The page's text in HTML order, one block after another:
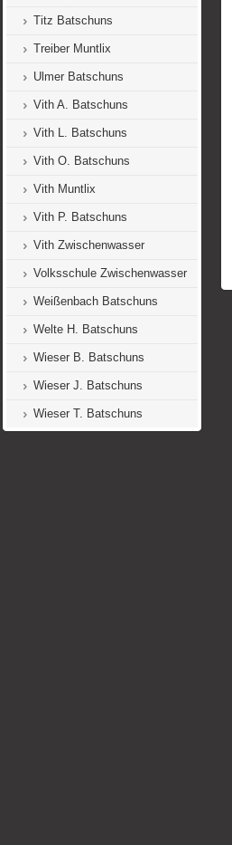
Titz Batschuns
Treiber Muntlix
Ulmer Batschuns
Vith A. Batschuns
Vith L. Batschuns
Vith O. Batschuns
Vith Muntlix
Vith P. Batschuns
Vith Zwischenwasser
Volksschule Zwischenwasser
Weißenbach Batschuns
Welte H. Batschuns
Wieser B. Batschuns
Wieser J. Batschuns
Wieser T. Batschuns